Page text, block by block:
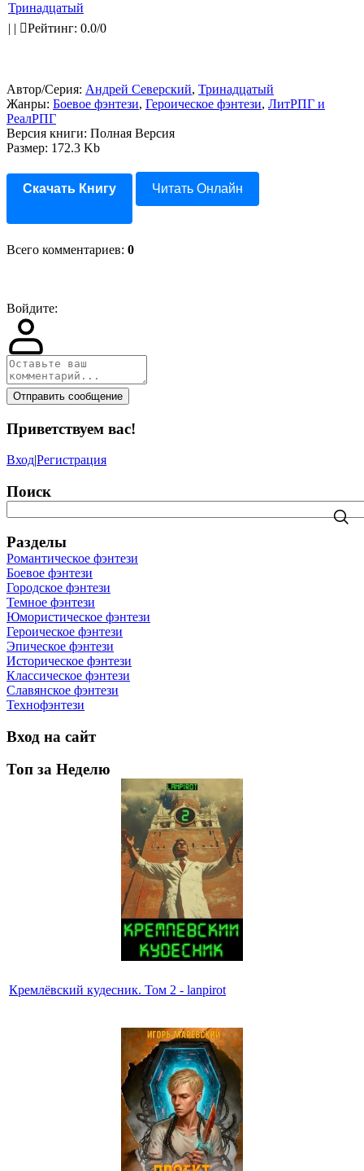
Тринадцатый
| | Рейтинг: 0.0/0
Автор/Серия: Андрей Северский, Тринадцатый
Жанры: Боевое фэнтези, Героическое фэнтези, ЛитРПГ и
РеалРПГ
Версия книги: Полная Версия
Размер: 172.3 Kb
Скачать Книгу Читать Онлайн
Всего комментариев: 0
Войдите:
Отправить сообщение
Приветствуем вас!
Вход|Регистрация
Поиск
Разделы
Романтическое фэнтези
Боевое фэнтези
Городское фэнтези
Темное фэнтези
Юмористическое фэнтези
Героическое фэнтези
Эпическое фэнтези
Историческое фэнтези
Классическое фэнтези
Славянское фэнтези
Технофэнтези
Вход на сайт
Топ за Неделю
Кремлёвский кудесник. Том 2 - lanpirot